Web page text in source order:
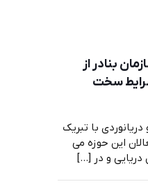
بنادر از
سخت
با تبریک
این حوزه می
و در […]